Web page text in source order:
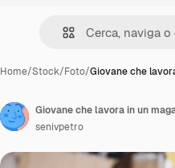
Home/Stock/Foto/Giovane che
Giovane che lavora in un
senivpetro